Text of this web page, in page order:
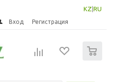
KZ RU
Вход Регистрация